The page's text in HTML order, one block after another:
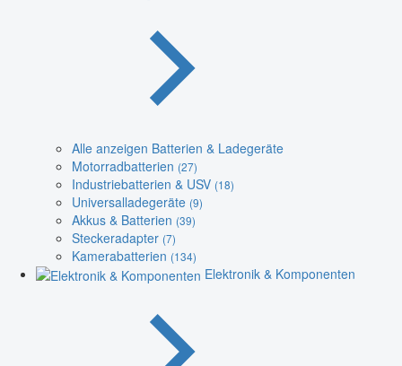
Alle anzeigen Batterien & Ladegeräte
Motorradbatterien (27)
Industriebatterien & USV (18)
Universalladegeräte (9)
Akkus & Batterien (39)
Steckeradapter (7)
Kamerabatterien (134)
Elektronik & Komponenten